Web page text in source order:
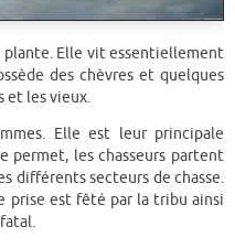
plante. Elle vit essentiellement
des chèvres et quelques
et les vieux.
Elle est leur principale
permet, les chasseurs partent
différents secteurs de chasse.
prise est fêté par la tribu ainsi